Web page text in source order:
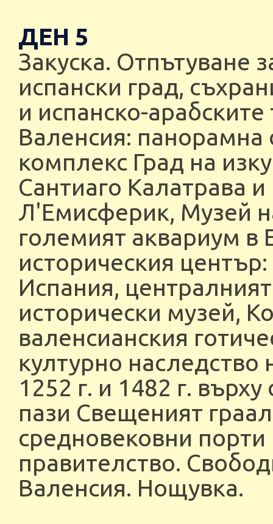
ДЕН 5
Закуска. Отпътуване
испански град,
и испанско-
Валенсия: панорамна
комплекс Град на
Сантиаго Калатрава
Л'Емисферик, Музей
големият аквариум в
историческия
Испания,
исторически музей,
валенсианския
културно
1252 г. и 1482 г.
пази Свещеният
средновековни порти
правителство.
Валенсия. Нощувка.